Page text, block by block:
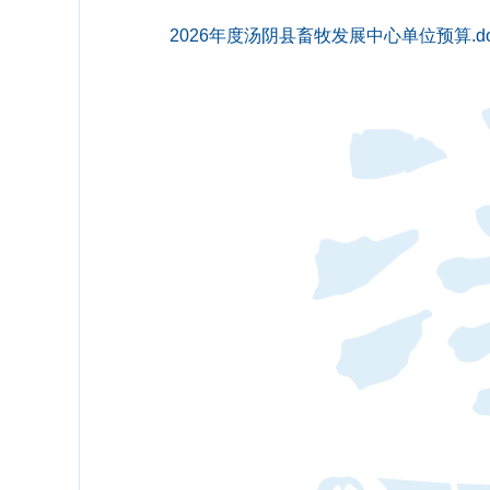
2026年度汤阴县畜牧发展中心单位预算